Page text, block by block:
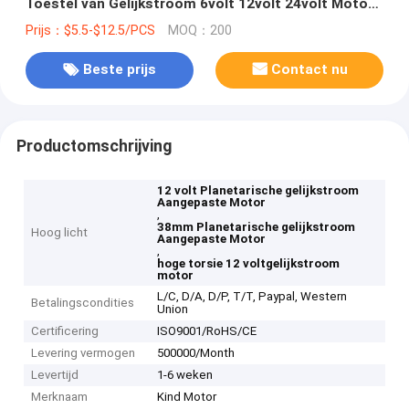
Toestel van Gelijkstroom 6volt 12volt 24volt Motor
van de het Reductiemiddelen Omgekeerde
Prijs：$5.5-$12.5/PCS MOQ：200
Beste prijs Contact nu
Productomschrijving
Hoog licht
12 volt Planetarische gelijkstroom
Aangepaste Motor
,
38mm Planetarische gelijkstroom
Aangepaste Motor
,
hoge torsie 12 voltgelijkstroom
motor
Betalingscondities
L/C, D/A, D/P, T/T, Paypal, Western
Union
Certificering
ISO9001/RoHS/CE
Levering vermogen
500000/Month
Levertijd
1-6 weken
Merknaam
Kind Motor